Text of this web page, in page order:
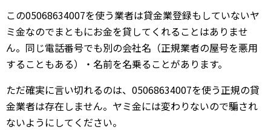
この05068634007を使う業者は貸金業登録もしていないヤ
ミ金なのでまともにお金を貸してくれることはありませ
ん。同じ電話番号でも別の会社名（正規業者の屋号を悪用
することもある）・名前を名乗ることがあります。
ただ確実に言い切れるのは、05068634007を使う正規の貸
金業者は存在しません。ヤミ金には変わりないので騙され
ないようにしてください。